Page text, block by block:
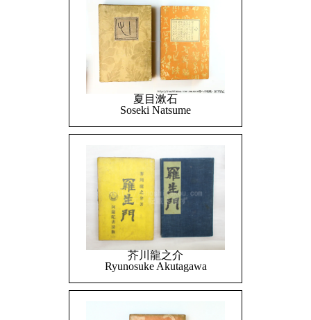
夏目漱石
Soseki Natsume
芥川龍之介
Ryunosuke Akutagawa